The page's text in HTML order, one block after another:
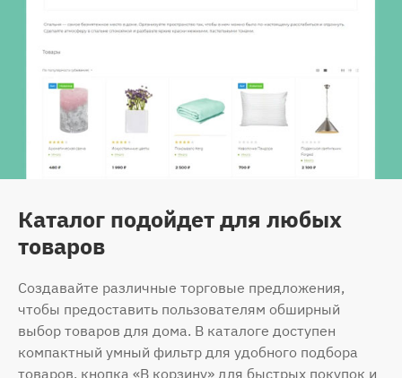
Каталог подойдет для любых
товаров
Создавайте различные торговые предложения,
чтобы предоставить пользователям обширный
выбор товаров для дома. В каталоге доступен
компактный умный фильтр для удобного подбора
товаров, кнопка «В корзину» для быстрых покупок и